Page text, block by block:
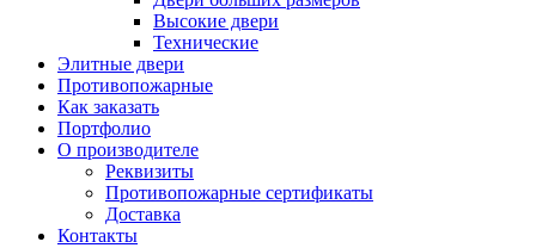
Высокие двери
Технические
Элитные двери
Противопожарные
Как заказать
Портфолио
О производителе
Реквизиты
Противопожарные сертификаты
Доставка
Контакты